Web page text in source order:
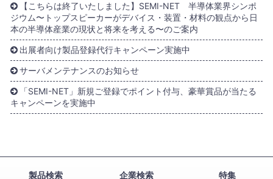
【こちらは終了いたしました】SEMI-NET 半導体業界シンポ
ジウム〜トップスピーカーがデバイス・装置・材料の観点から日
本の半導体産業の現状と将来を考える〜のご案内
出展者向け製品登録代行キャンペーン実施中
サーバメンテナンスのお知らせ
「SEMI-NET」新規ご登録でポイント付与、豪華賞品が当たる
キャンペーンを実施中
製品検索 企業検索 特集